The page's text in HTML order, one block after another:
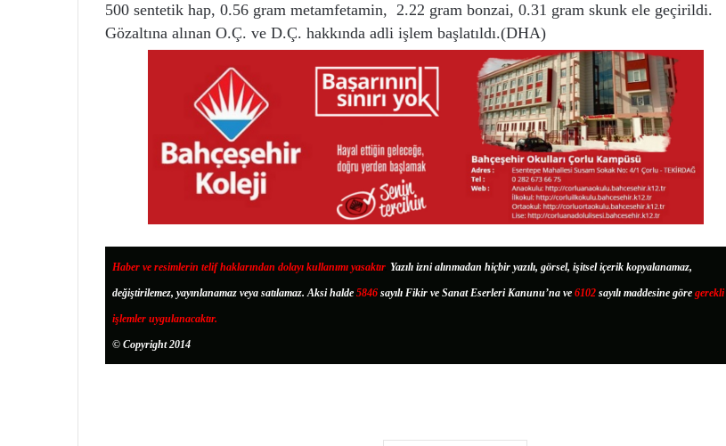
500 sentetik hap, 0.56 gram metamfetamin, 2.22 gram bonzai, 0.31 gram skunk ele geçirildi.
Gözaltına alınan O.Ç. ve D.Ç. hakkında adli işlem başlatıldı.(DHA)
Haber ve resimlerin telif haklarından dolayı kullanımı yasaktır. Yazılı izni alınmadan hiçbir yazılı, görsel, işitsel içerik kopyalanamaz,
değiştirilemez, yayınlanamaz veya satılamaz. Aksi halde 5846 sayılı Fikir ve Sanat Eserleri Kanunu’na ve 6102 sayılı maddesine göre gerekli
işlemler uygulanacaktır.
© Copyright 2014